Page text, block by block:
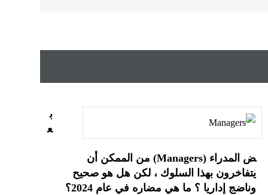
ب
ع
ض المدراء (Managers) من الممكن أن
يتفاخرون بهذا السلوك ، لكن هل هو صحيح
وناضج إداريا ؟ ما هي مضاره في عام 2024؟